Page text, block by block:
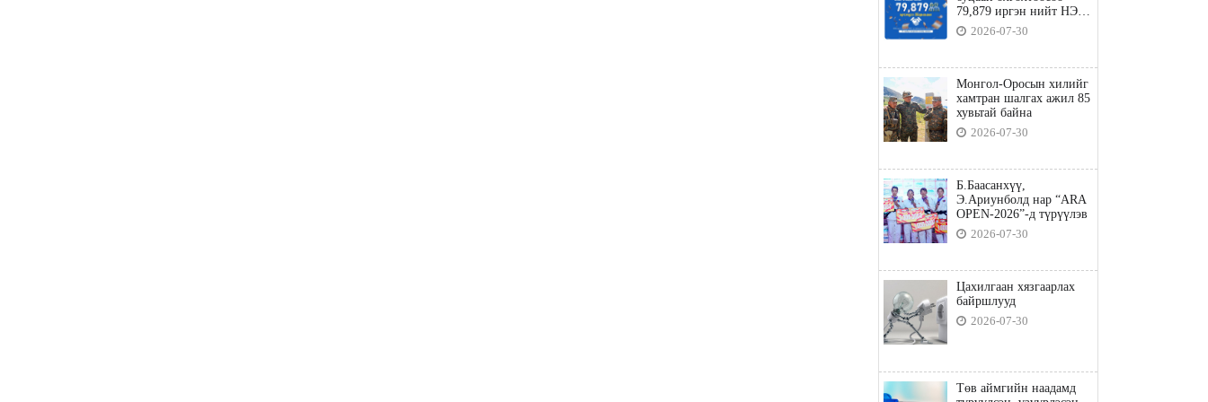
79,879 иргэн нийт НЭГ
ТЭРБУМ төгрөгийн
татвараа төлөв
2026-07-30
Монгол-Оросын хилийг
хамтран шалгах ажил 85
хувьтай байна
2026-07-30
Б.Баасанхүү,
Э.Ариунболд нар “ARA
OPEN-2026”-д түрүүлэв
2026-07-30
Цахилгаан хязгаарлах
байршлууд
2026-07-30
Төв аймгийн наадамд